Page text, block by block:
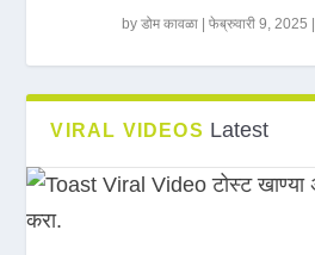
byडोम कावळा |फेब्रुवारी 9, 2025
VIRAL VIDEOS Latest